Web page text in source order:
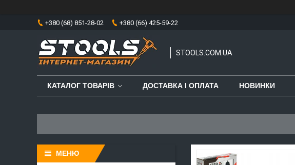
+380 (68) 851-28-02 +380 (66) 425-59-22
STOOLS.COM.UA
КАТАЛОГ ТОВАРІВ ДОСТАВКА І ОПЛАТА НОВИНКИ